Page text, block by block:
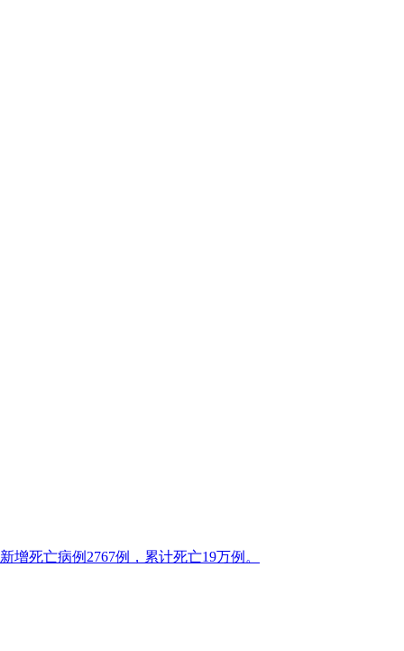
死亡病例2767例，累计死亡19万例。